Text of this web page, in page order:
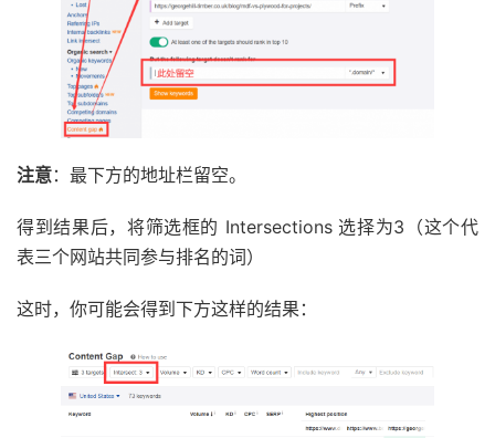
注意：最下方的地址栏留空。
得到结果后，将筛选框的 Intersections 选择为3（这个代
表三个网站共同参与排名的词）
这时，你可能会得到下方这样的结果：